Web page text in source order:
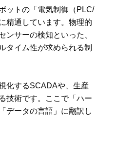
ットの「電気制御（PLC/
精通しています。物理的
ンサーの検知といった、
タイム性が求められる制
化するSCADAや、生産
技術です。ここで「ハー
データの言語」に翻訳し